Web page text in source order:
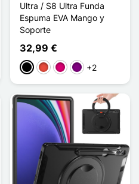
Ultra / S8 Ultra Funda
Espuma EVA Mango y
Soporte
32,99 €
NegroRojoMagenta
Púrpura
+2